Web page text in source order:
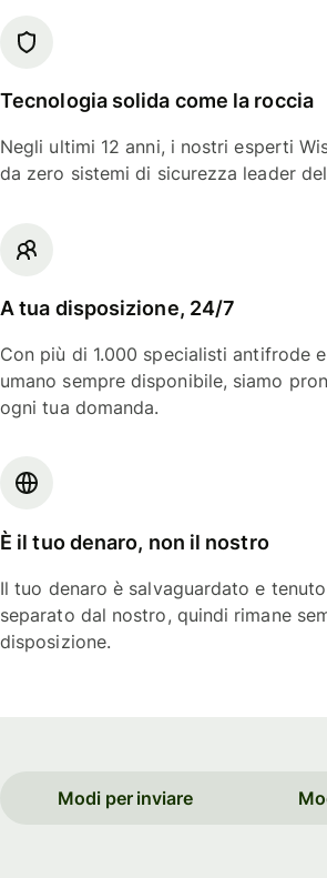
Tecnologia solida come la roccia
Negli ultimi 12 anni, i nostri esperti
da zero sistemi di sicurezza leader
A tua disposizione, 24/7
Con più di 1.000 specialisti antifrode
umano sempre disponibile, siamo
ogni tua domanda.
È il tuo denaro, non il nostro
Il tuo denaro è salvaguardato e
separato dal nostro, quindi rimane
disposizione.
Modi per inviare